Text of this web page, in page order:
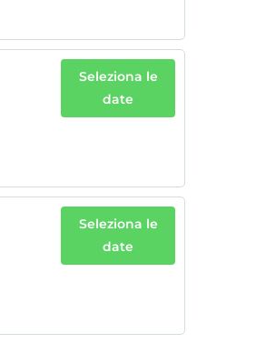
Seleziona le
date
Seleziona le
date